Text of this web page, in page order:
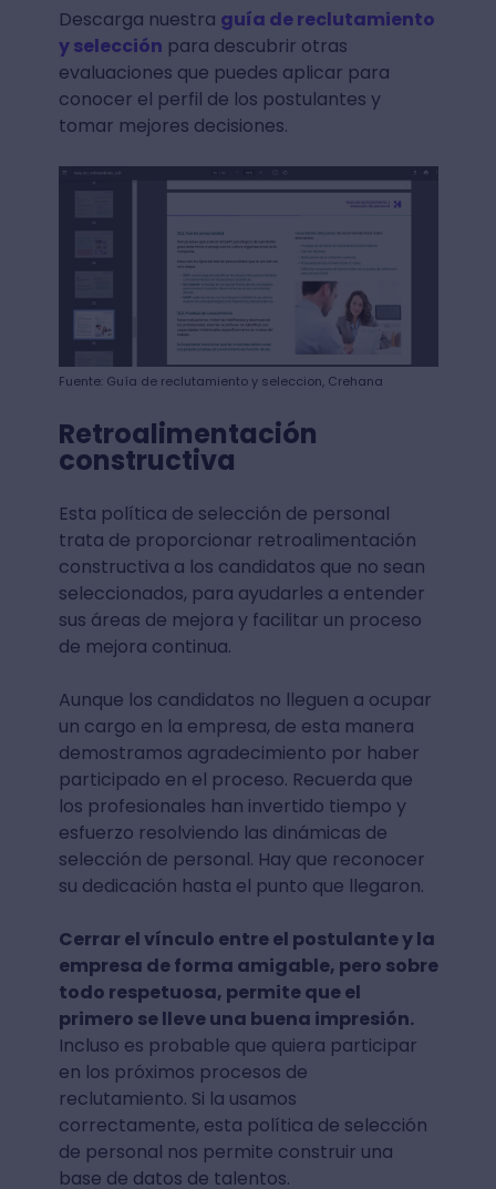
Descarga nuestra guía de reclutamiento
y selección para descubrir otras
evaluaciones que puedes aplicar para
conocer el perfil de los postulantes y
tomar mejores decisiones.
Fuente: Guía de reclutamiento y seleccion, Crehana
Retroalimentación
constructiva
Esta política de selección de personal
trata de proporcionar retroalimentación
constructiva a los candidatos que no sean
seleccionados, para ayudarles a entender
sus áreas de mejora y facilitar un proceso
de mejora continua.
Aunque los candidatos no lleguen a ocupar
un cargo en la empresa, de esta manera
demostramos agradecimiento por haber
participado en el proceso. Recuerda que
los profesionales han invertido tiempo y
esfuerzo resolviendo las dinámicas de
selección de personal. Hay que reconocer
su dedicación hasta el punto que llegaron.
Cerrar el vínculo entre el postulante y la
empresa de forma amigable, pero sobre
todo respetuosa, permite que el
primero se lleve una buena impresión.
Incluso es probable que quiera participar
en los próximos procesos de
reclutamiento. Si la usamos
correctamente, esta política de selección
de personal nos permite construir una
base de datos de talentos.